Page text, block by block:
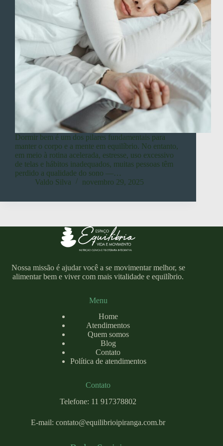
Dormir bem é um dos pilares fundamentais para
manter o corpo e a mente em equilíbrio. No entanto,
em meio à rotina acelerada, estresse, uso excessivo
de telas e hábitos inadequados, muitas pessoas têm
perdido a qualidade do sono —…
Valdo Silva
novembro 29, 2025
Nossa missão é ajudar você a se movimentar melhor, se
alimentar bem e viver com mais vitalidade e equilíbrio.
Menu
Home
Atendimentos
Quem somos
Blog
Contato
Política de atendimentos
Contato
Telefone: 11 917378802
E-mail:contato@equilibrioipiranga.com.br